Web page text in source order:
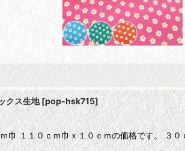
クス生地[pop-hsk715]
巾 １１０ｃｍ巾ｘ１０ｃｍの価格です。 ３